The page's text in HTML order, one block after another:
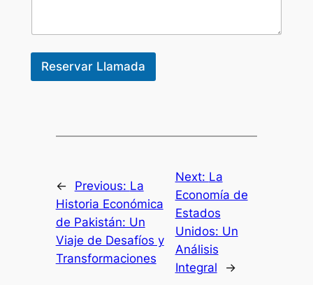
E
Reservar Llamada
← Previous: La
Historia Económica
de Pakistán: Un
Viaje de Desafíos y
Transformaciones
Next: La
Economía de
Estados
Unidos: Un
Análisis
Integral
→